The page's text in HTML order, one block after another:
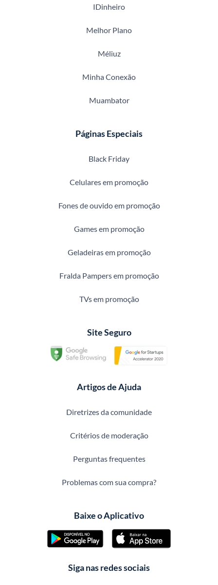
IDinheiro
Melhor Plano
Méliuz
Minha Conexão
Muambator
Páginas Especiais
Black Friday
Celulares em promoção
Fones de ouvido em promoção
Games em promoção
Geladeiras em promoção
Fralda Pampers em promoção
TVs em promoção
Site Seguro
Artigos de Ajuda
Diretrizes da comunidade
Critérios de moderação
Perguntas frequentes
Problemas com sua compra?
Baixe o Aplicativo
Siga nas redes sociais